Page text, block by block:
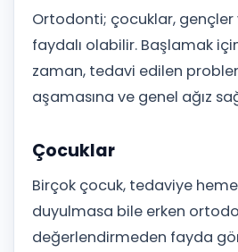
Ortodonti; çocuklar, gençler
faydalı olabilir. Başlamak
zaman, tedavi edilen
aşamasına ve genel ağız
Çocuklar
Birçok çocuk, tedaviye
duyulmasa bile erken
değerlendirmeden fayda